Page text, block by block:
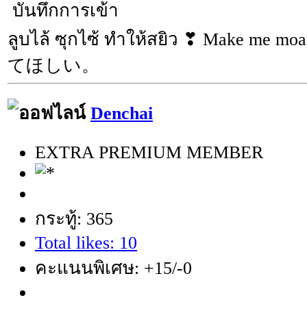
บันทึกการเข้า
ลูบไล้ ซุกไซ้ ทำให้สยิว ❣ Make me
てほしい。
Denchai
EXTRA PREMIUM MEMBER
กระทู้: 365
Total likes: 10
คะแนนพิเศษ: +15/-0